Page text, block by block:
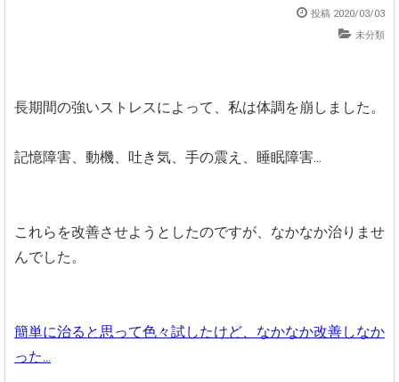
投稿 2020/03/03
未分類
長期間の強いストレスによって、私は体調を崩しました。
記憶障害、動機、吐き気、手の震え、睡眠障害...
これらを改善させようとしたのですが、なかなか治りませ
んでした。
簡単に治ると思って色々試したけど、なかなか改善しなか
った...